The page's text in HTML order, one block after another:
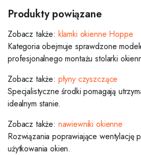
Produkty powiązane
Zobacz także: klamki okienne Hoppe
Kategoria obejmuje sprawdzone
profesjonalnego montażu stolarki
Zobacz także: płyny czyszczące
Specjalistyczne środki pomagają
idealnym stanie.
Zobacz także: nawiewniki okienne
Rozwiązania poprawiające wentylację
użytkowania okien.